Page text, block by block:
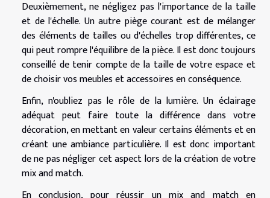
Deuxièmement, ne négligez pas l'importance de la taille
et de l'échelle. Un autre piège courant est de mélanger
des éléments de tailles ou d'échelles trop différentes, ce
qui peut rompre l'équilibre de la pièce. Il est donc toujours
conseillé de tenir compte de la taille de votre espace et
de choisir vos meubles et accessoires en conséquence.
Enfin, n'oubliez pas le rôle de la lumière. Un éclairage
adéquat peut faire toute la différence dans votre
décoration, en mettant en valeur certains éléments et en
créant une ambiance particulière. Il est donc important
de ne pas négliger cet aspect lors de la création de votre
mix and match.